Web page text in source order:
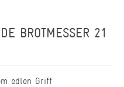
BROTMESSER 21
edlen Griff